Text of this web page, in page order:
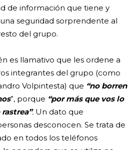
de información que tiene y
seguridad sorprendente al
del grupo.
es llamativo que les ordene a
integrantes del grupo (como
Volpintesta) que “no borren
”, porque “por más que vos lo
. Un dato que
desconocen. Se trata de
en todos los teléfonos